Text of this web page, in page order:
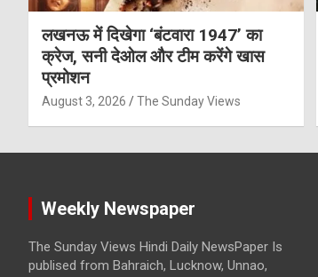
लखनऊ में दिखेगा ‘बंटवारा 1947’ का
क्रेज, सनी देओल और टीम करेंगे खास
प्रमोशन
August 3, 2026 The Sunday Views
Weekly Newspaper
The Sunday Views Hindi Daily NewsPaper Is
publised from Bahraich, Lucknow, Unnao,